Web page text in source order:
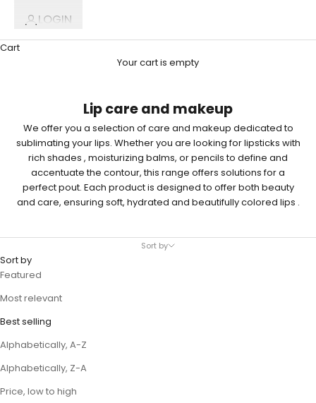
LOGIN
Cart
Your cart is empty
Lip care and makeup
We offer you a selection of care and makeup dedicated to
sublimating your lips. Whether you are looking for lipsticks with
rich shades , moisturizing balms, orpencilsto define and
accentuate the contour, this range offers solutions for a
perfect pout. Each product is designed to offer both beauty
and care, ensuring soft, hydrated and beautifully colored lips .
Sort by
Sort by
Featured
Most relevant
Best selling
Alphabetically, A-Z
Alphabetically, Z-A
Price, low to high